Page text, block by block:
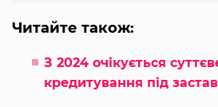
Читайте також:
З 2024 очікується
кредитування під